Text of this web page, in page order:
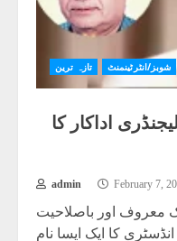
تازہ ترین شوبز/انٹرٹینمنٹ
اداکار کا
admin February 7,
معروف اور باصلاحیت